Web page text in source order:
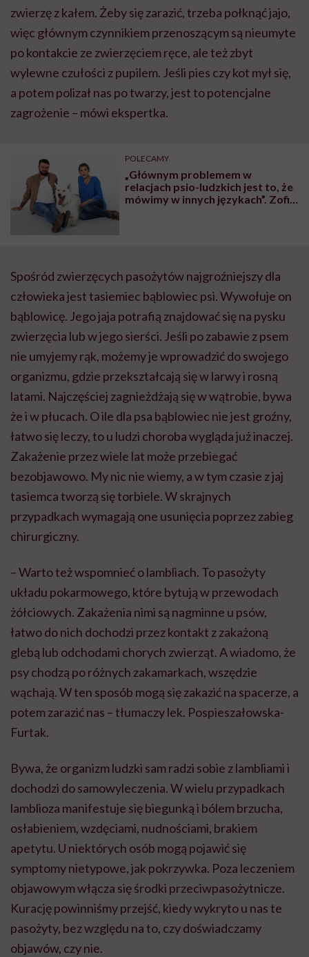
zwierzę z kałem. Żeby się zarazić, trzeba połknąć jajo,
więc głównym czynnikiem przenoszącym są nieumyte
po kontakcie ze zwierzęciem ręce, ale też zbyt
wylewne czułości z pupilem. Jeśli pies czy kot mył się,
a potem polizał nas po twarzy, jest to potencjalne
zagrożenie – mówi ekspertka.
POLECAMY
„Głównym problemem w
relacjach psio-ludzkich jest to, że
mówimy w innych językach”. Zofia
Spośród zwierzęcych pasożytów najgroźniejszy dla
człowieka jest tasiemiec bąblowiec psi. Wywołuje on
bąblowicę. Jego jaja potrafią znajdować się na pysku
zwierzęcia lub w jego sierści. Jeśli po zabawie z psem
nie umyjemy rąk, możemy je wprowadzić do swojego
organizmu, gdzie przekształcają się w larwy i rosną
latami. Najczęściej zagnieżdżają się w wątrobie, bywa
że i w płucach. O ile dla psa bąblowiec nie jest groźny,
łatwo się leczy, to u ludzi choroba wygląda już inaczej.
Zakażenie przez wiele lat może przebiegać
bezobjawowo. My nic nie wiemy, a w tym czasie z jaj
tasiemca tworzą się torbiele. W skrajnych
przypadkach wymagają one usunięcia poprzez zabieg
chirurgiczny.
– Warto też wspomnieć o lambliach. To pasożyty
układu pokarmowego, które bytują w przewodach
żółciowych. Zakażenia nimi są nagminne u psów,
łatwo do nich dochodzi przez kontakt z zakażoną
glebą lub odchodami chorych zwierząt. A wiadomo, że
psy chodzą po różnych zakamarkach, wszędzie
wąchają. W ten sposób mogą się zakazić na spacerze, a
potem zarazić nas – tłumaczy lek. Pospieszałowska-
Furtak.
Bywa, że organizm ludzki sam radzi sobie z lambliami i
dochodzi do samowyleczenia. W wielu przypadkach
lamblioza manifestuje się biegunką i bólem brzucha,
osłabieniem, wzdęciami, nudnościami, brakiem
apetytu. U niektórych osób mogą pojawić się
symptomy nietypowe, jak pokrzywka. Poza leczeniem
objawowym włącza się środki przeciwpasożytnicze.
Kurację powinniśmy przejść, kiedy wykryto u nas te
pasożyty, bez względu na to, czy doświadczamy
objawów, czy nie.